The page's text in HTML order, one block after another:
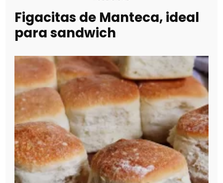
Figacitas de Manteca, ideal
para sandwich